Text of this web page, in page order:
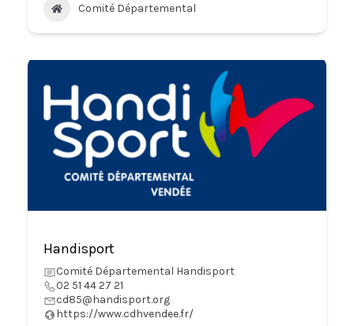
Comité Départemental
Handisport
Comité Départemental Handisport
02 51 44 27 21
cd85@handisport.org
https://www.cdhvendee.fr/